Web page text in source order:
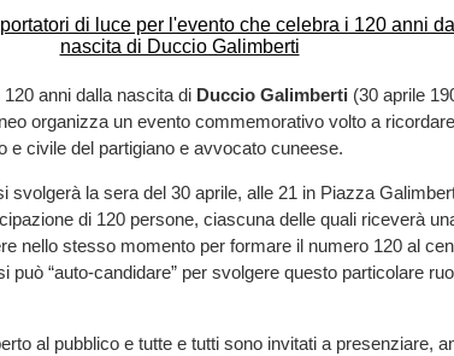
anni dalla nascita di Duccio Galimberti (30 aprile
organizza un evento commemorativo volto a
e civile del partigiano e avvocato cuneese.
svolgerà la sera del 30 aprile, alle 21 in Piazza
di 120 persone, ciascuna delle quali riceverà
nello stesso momento per formare il numero 120 al
può “auto-candidare” per svolgere questo particolare
al pubblico e tutte e tutti sono invitati a presenziare,